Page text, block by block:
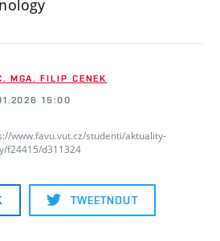
MGA. FILIP CENEK
15:00
www.favu.vut.cz/studenti/aktuality-
f24415/d311324
TWEETNOUT